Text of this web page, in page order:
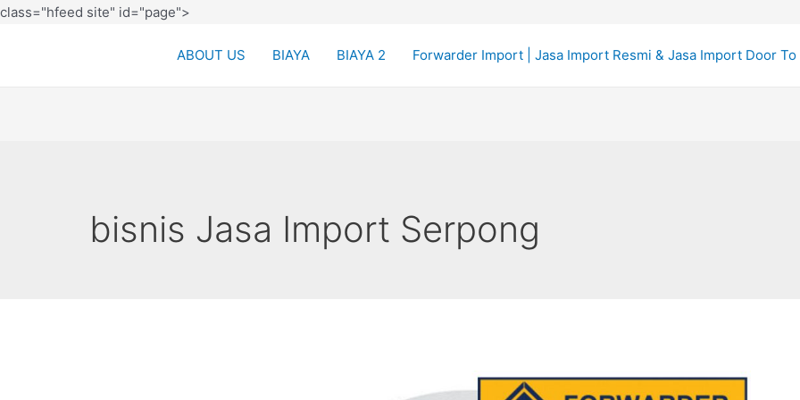
class="hfeed site" id="page">
ABOUT US BIAYA BIAYA 2 Forwarder Import | Jasa Import Resmi & Jasa Import Door
bisnis Jasa Import Serpong